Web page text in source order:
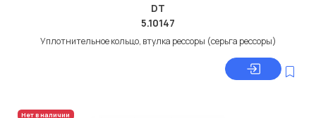
DT
5.10147
Уплотнительное кольцо, втулка рессоры (серьга рессоры)
Нет в наличии